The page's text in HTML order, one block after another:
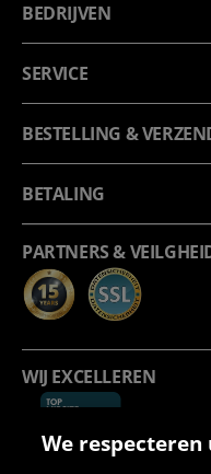
BEDRIJVEN
SERVICE
BESTELLING &
BETALING
PARTNERS &
WIJ EXCELLEREN
We